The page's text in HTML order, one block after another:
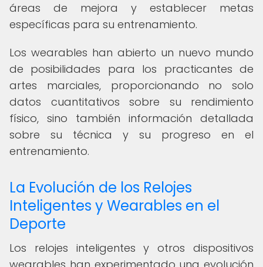
áreas de mejora y establecer metas
específicas para su entrenamiento.
Los wearables han abierto un nuevo mundo
de posibilidades para los practicantes de
artes marciales, proporcionando no solo
datos cuantitativos sobre su rendimiento
físico, sino también información detallada
sobre su técnica y su progreso en el
entrenamiento.
La Evolución de los Relojes
Inteligentes y Wearables en el
Deporte
Los relojes inteligentes y otros dispositivos